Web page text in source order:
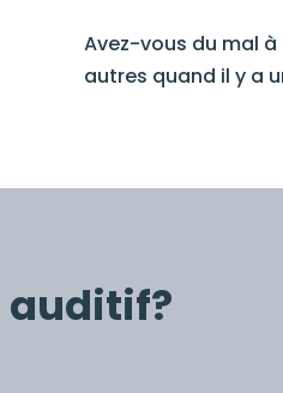
Avez-vous du mal
autres quand il y a
auditif?